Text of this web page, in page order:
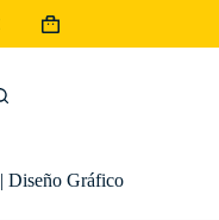
| Diseño Gráfico